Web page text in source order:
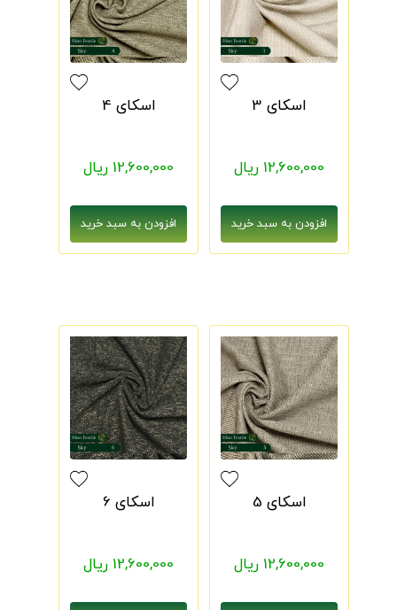
اسکای 3
12,600,000 ریال
اسکای 4
12,600,000 ریال
اسکای 5
12,600,000 ریال
اسکای 6
12,600,000 ریال